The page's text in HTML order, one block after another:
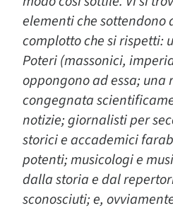
elementi che sottendono
complotto che si rispetti:
Poteri (massonici,
oppongono ad essa; una
congegnata
notizie; giornalisti per
storici e accademici
potenti; musicologi e
dalla storia e dal
sconosciuti; e,